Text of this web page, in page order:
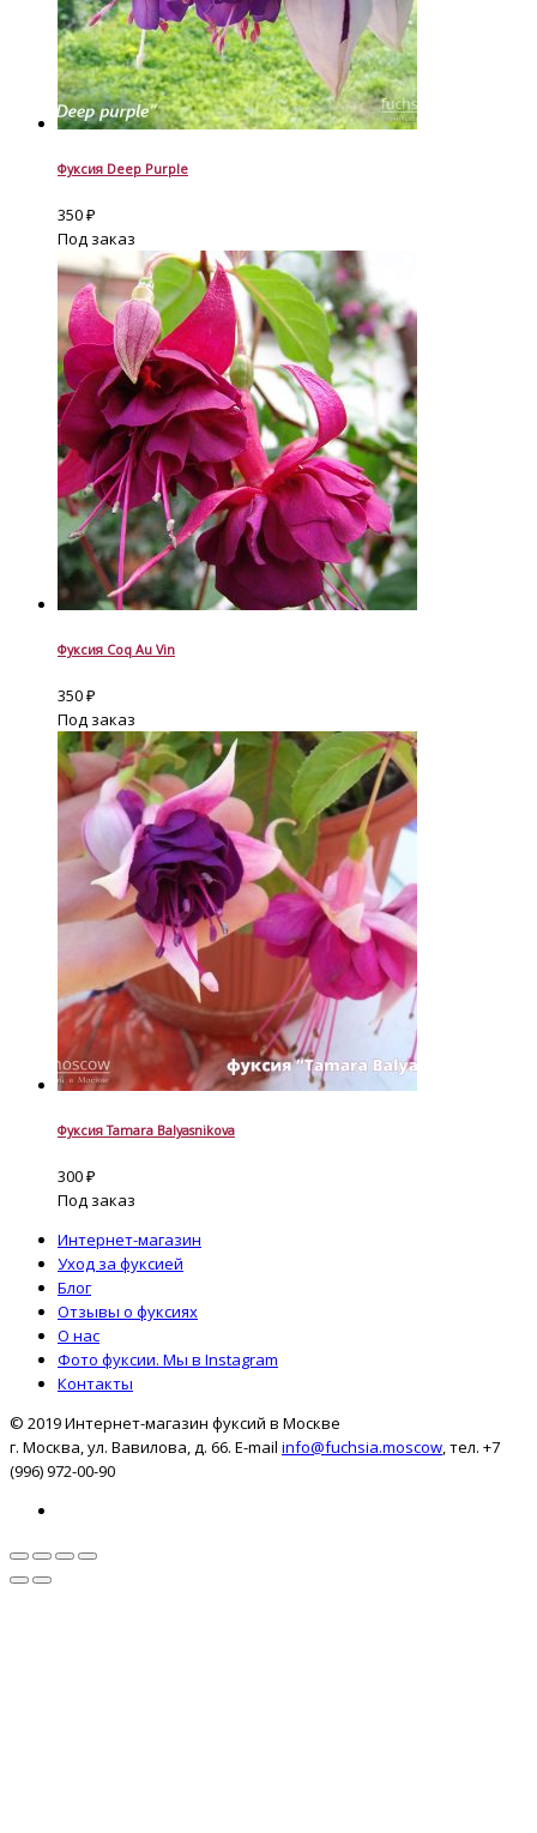
Фуксия Deep Purple
350₽
Под заказ
Фуксия Coq Au Vin
350₽
Под заказ
Фуксия Tamara Balyasnikova
300₽
Под заказ
Интернет-магазин
Уход за фуксией
Блог
Отзывы о фуксиях
О нас
Фото фуксии. Мы в Instagram
Контакты
© 2019 Интернет-магазин фуксий в Москве
г. Москва, ул. Вавилова, д. 66. E-mail info@fuchsia.moscow, тел. +7
(996) 972-00-90